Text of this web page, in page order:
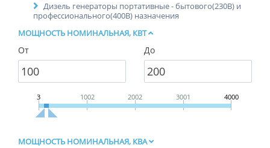
Дизель генераторы портативные - бытового(230В) и
профессионального(400В) назначения
МОЩНОСТЬ НОМИНАЛЬНАЯ, КВТ
От До
3 1002 2002 3001 4000
МОЩНОСТЬ НОМИНАЛЬНАЯ, КВА